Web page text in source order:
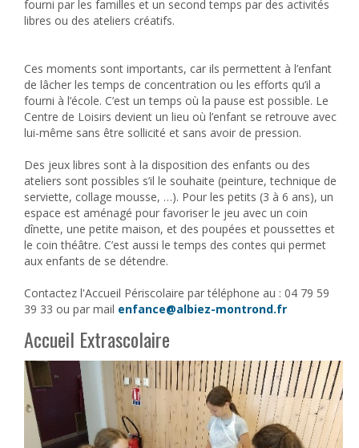
fourni par les familles et un second temps par des activités
libres ou des ateliers créatifs.
Ces moments sont importants, car ils permettent à l’enfant
de lâcher les temps de concentration ou les efforts qu’il a
fourni à l’école. C’est un temps où la pause est possible. Le
Centre de Loisirs devient un lieu où l’enfant se retrouve avec
lui-même sans être sollicité et sans avoir de pression.
Des jeux libres sont à la disposition des enfants ou des
ateliers sont possibles s’il le souhaite (peinture, technique de
serviette, collage mousse, …). Pour les petits (3 à 6 ans), un
espace est aménagé pour favoriser le jeu avec un coin
dînette, une petite maison, et des poupées et poussettes et
le coin théâtre. C’est aussi le temps des contes qui permet
aux enfants de se détendre.
Contactez l'Accueil Périscolaire par téléphone au : 04 79 59
39 33 ou par mail enfance@albiez-montrond.fr
Accueil Extrascolaire